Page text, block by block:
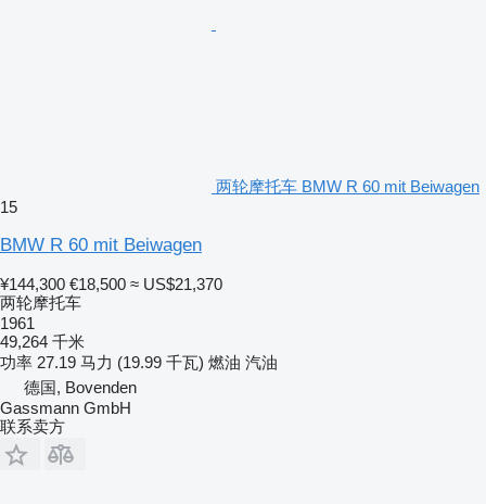
两轮摩托车 BMW R 60 mit Beiwagen
15
BMW R 60 mit Beiwagen
¥144,300 €18,500 ≈ US$21,370
两轮摩托车
1961
49,264 千米
功率 27.19 马力 (19.99 千瓦) 燃油 汽油
德国, Bovenden
Gassmann GmbH
联系卖方